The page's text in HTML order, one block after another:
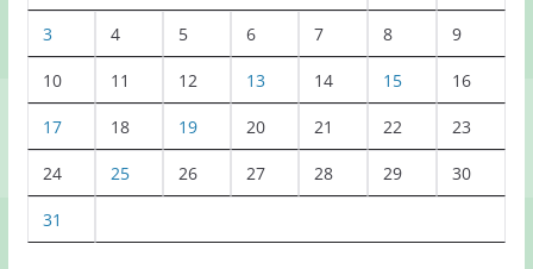
3 4 5 6 7 8 9
10 11 12 13 14 15 16
17 18 19 20 21 22 23
24 25 26 27 28 29 30
31